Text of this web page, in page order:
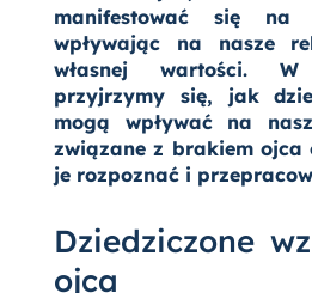
manifestować się na
wpływając na nasze
własnej wartości.
przyjrzymy się, jak
mogą wpływać na
związane z brakiem ojca
je rozpoznać i
Dziedziczone
ojca